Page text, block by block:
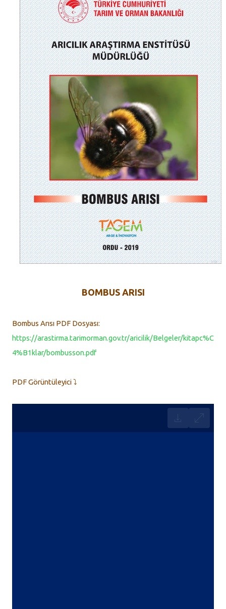
BOMBUS ARISI
Bombus Arısı PDF Dosyası:
https://arastirma.tarimorman.gov.tr/aricilik/Belgeler/kitapc%C
4%B1klar/bombusson.pdf
PDF Görüntüleyici ⤵️